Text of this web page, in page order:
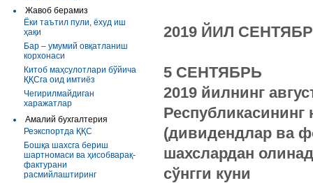
Жавоб берамиз
Ёки таътил пули, ёхуд иш
ҳақи
Бар – умумий овқатланиш
корхонаси
Китоб маҳсулотлари бўйича
ҚҚСга оид имтиёз
Чегирилмайдиган
харажатлар
Амалий бухгалтерия
Реэкспортда ҚҚС
Бошқа шахсга бериш
шартномаси ва ҳисобварақ-
фактурани
расмийлаштиринг
2019 ЙИЛ
5 СЕНТЯБРЬ
2019 йилнинг
Республикасининг
(дивидендлар ва
шахслардан
сўнгги куни